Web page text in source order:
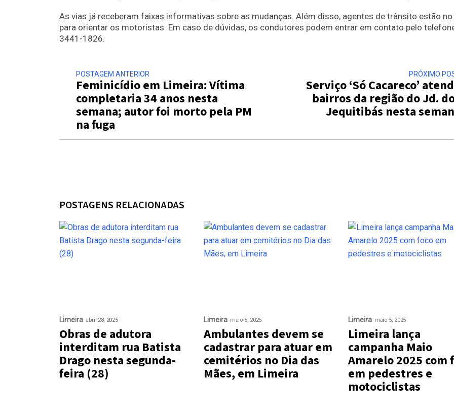
As vias já receberam faixas informativas sobre as mudanças. Além disso, agentes de trânsito estão
para orientar os motoristas. Em caso de dúvidas, os condutores podem entrar em contato pelo
3441-1826.
POSTAGEM ANTERIOR
Feminicídio em Limeira: Vítima
completaria 34 anos nesta
semana; autor foi morto pela PM
na fuga
PRÓXIMO
Serviço ‘Só Cacareco’
bairros da região do Jd.
Jequitibás nesta
POSTAGENS RELACIONADAS
Limeira abril 28, 2025
Obras de adutora
interditam rua Batista
Drago nesta segunda-
feira (28)
Limeira maio 5, 2025
Ambulantes devem se
cadastrar para atuar em
cemitérios no Dia das
Mães, em Limeira
Limeira maio 5, 2025
Limeira lança
campanha Maio
Amarelo 2025 com
em pedestres e
motociclistas